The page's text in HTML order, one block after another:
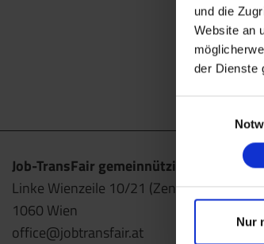
und die
Website an
der Dienste
Nur
Job-TransFair gemeinnützige GmbH
Linke Wienzeile 10/21 (Zentrale)
1060 Wien
office@jobtransfair.at